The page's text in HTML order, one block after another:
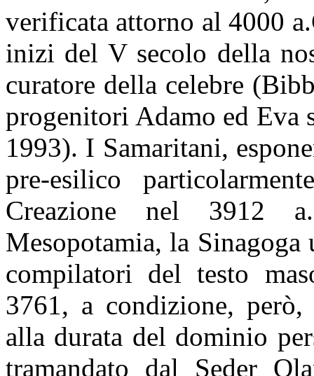
verificata attorno al 4000
inizi del V secolo della
curatore della celebre
progenitori Adamo ed
1993). I Samaritani,
pre-esilico
Creazione nel 3912
Mesopotamia, la
compilatori del testo
3761, a condizione,
alla durata del dominio
tramandato dal Seder